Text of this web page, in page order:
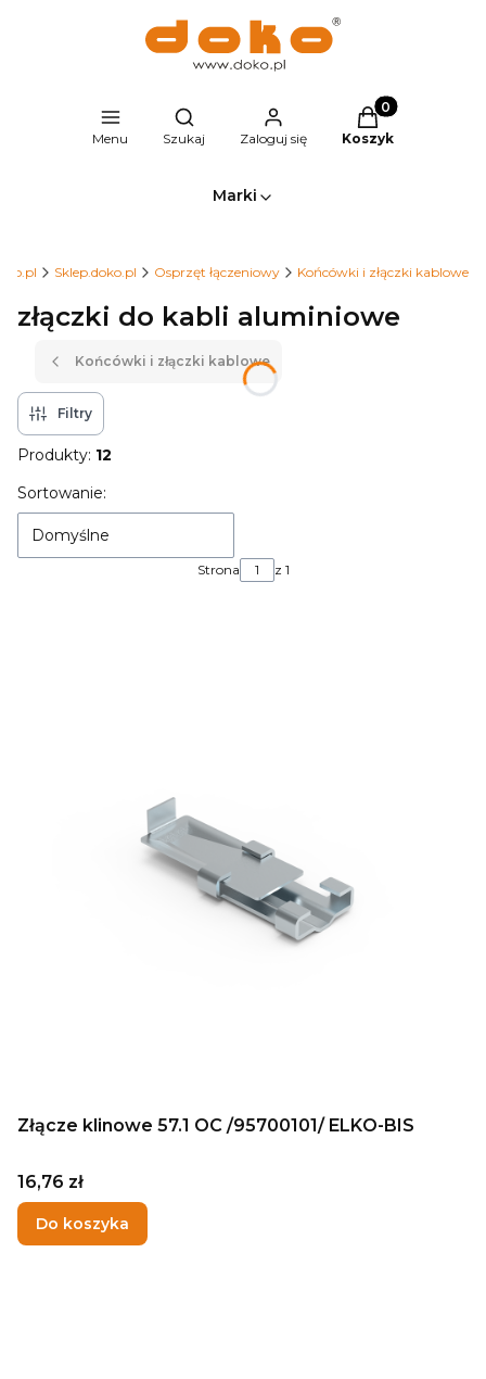
Menu
Otwórz wyszukiwarkę
Szukaj Zaloguj się
Produkty w
Koszyk
Marki
Sklep.doko.pl Osprzęt łączeniowy Końcówki i złączki kablowe
złączki do kabli aluminiowe
Końcówki i złączki kablowe
Filtry
Produkty: 12
Lista produktów
Sortowanie:
Domyślne
Strona z 1
Złącze klinowe 57.1 OC /95700101/ ELKO-BIS
Cena
16,76 zł
Do koszyka